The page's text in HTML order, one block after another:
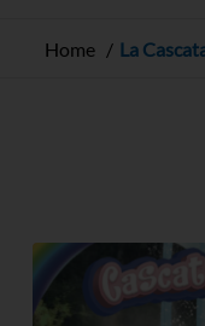
Home La